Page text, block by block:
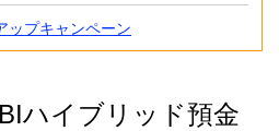
ップキャンペーン
ハイブリッド預金